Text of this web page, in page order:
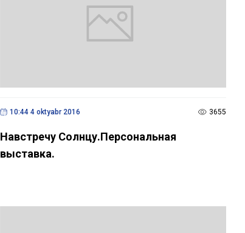
10:44 4 oktyabr 2016 3655
Навстречу Солнцу.Персональная
выставка.